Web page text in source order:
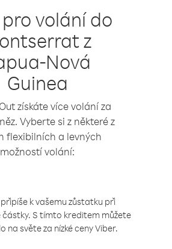
volání do
z
Nová
Guinea
získáte více volání za
Vyberte si z některé z
flexibilních a levných
možností volání:
k vašemu zůstatku při
částky. S tímto kreditem můžete
na světe za nízké ceny Viber.